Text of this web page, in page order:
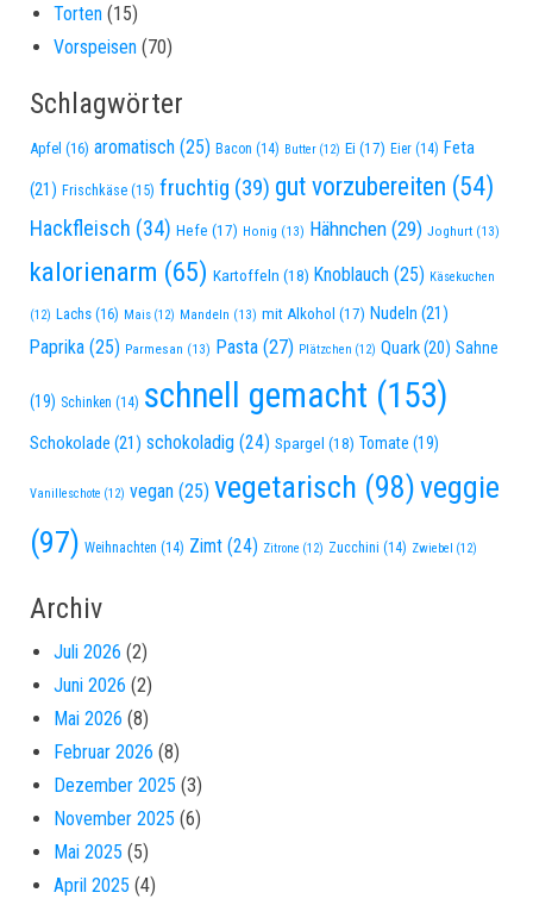
Torten (15)
Vorspeisen (70)
Schlagwörter
Apfel (16) aromatisch (25) Bacon (14) Butter (12) Ei (17) Eier (14) Feta
(21) Frischkäse (15) fruchtig (39) gut vorzubereiten (54)
Hackfleisch (34) Hefe (17) Honig (13) Hähnchen (29) Joghurt (13)
kalorienarm (65) Kartoffeln (18) Knoblauch (25) Käsekuchen
(12) Lachs (16) Mais (12) Mandeln (13) mit Alkohol (17) Nudeln (21)
Paprika (25) Parmesan (13) Pasta (27) Plätzchen (12) Quark(20) Sahne
(19) Schinken (14) schnell gemacht (153)
Schokolade (21) schokoladig (24) Spargel (18) Tomate (19)
Vanilleschote (12) vegan (25) vegetarisch (98)veggie
(97) Weihnachten (14) Zimt (24) Zitrone (12) Zucchini (14) Zwiebel (12)
Archiv
Juli 2026 (2)
Juni 2026 (2)
Mai 2026 (8)
Februar 2026 (8)
Dezember 2025 (3)
November 2025 (6)
Mai 2025 (5)
April 2025 (4)